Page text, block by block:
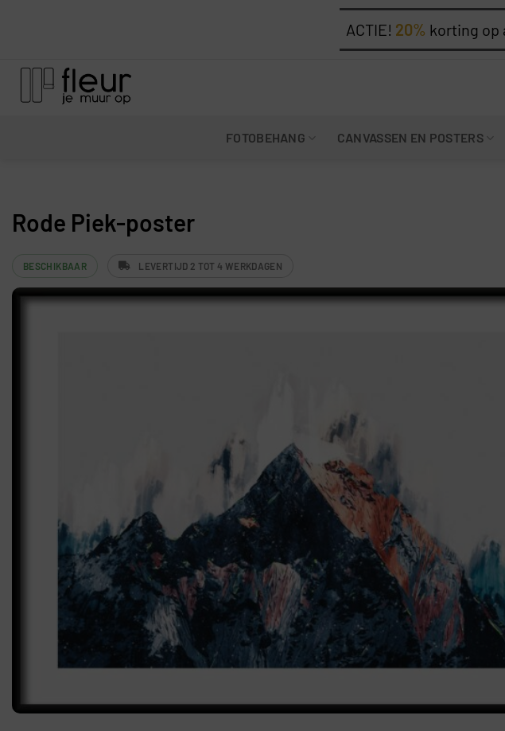
ACTIE! 20% korting op
FOTOBEHANG CANVASSEN EN POSTERS
Rode Piek-poster
BESCHIKBAAR LEVERTIJD 2 TOT 4 WERKDAGEN